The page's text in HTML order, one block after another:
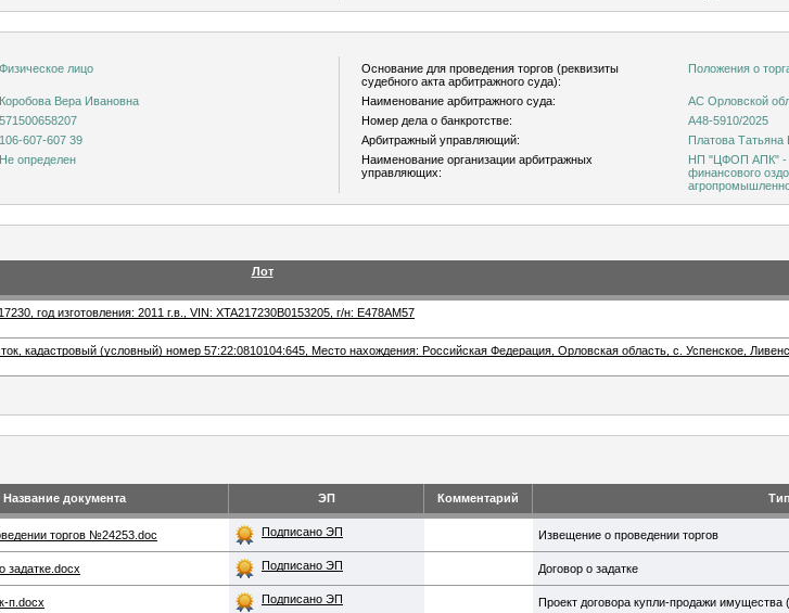
Физическое лицо
Основание для проведения торгов (реквизиты
судебного акта арбитражного суда):
Положения о
Коробова Вера Ивановна Наименование арбитражного суда:
АС Орловской
571500658207 Номер дела о банкротстве:
А48-5910/2025
106-607-607 39 Арбитражный управляющий:
Платова Татьяна
Не определен
Наименование организации арбитражных
управляющих:
НП "ЦФОП АПК" -
финансового
Лот
год изготовления: 2011 г.в., VIN: XTA217230B0153205, г/н: Е478АМ57
кадастровый (условный) номер 57:22:0810104:645, Место нахождения: Российская Федерация, Орловская область, с. Успенское,
Название документа ЭП Комментарий
торгов №24253.doc Подписано ЭП Извещение о проведении торгов
задатке.docx Подписано ЭП Договор о задатке
п.docx Подписано ЭП Проект договора купли-продажи имущества